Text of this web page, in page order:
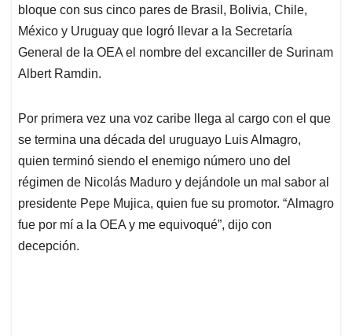
p
p
o
k
I
n
s
bloque con sus cinco pares de Brasil, Bolivia, Chile,
México y Uruguay que logró llevar a la Secretaría
General de la OEA el nombre del excanciller de Surinam
Albert Ramdin.
Por primera vez una voz caribe llega al cargo con el que
se termina una década del uruguayo Luis Almagro,
quien terminó siendo el enemigo número uno del
régimen de Nicolás Maduro y dejándole un mal sabor al
presidente Pepe Mujica, quien fue su promotor. “Almagro
fue por mí a la OEA y me equivoqué”, dijo con
decepción.